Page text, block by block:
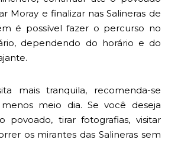
Moray e finalizar nas Salineras de
é possível fazer o percurso no
dependendo do horário e do
mais tranquila, recomenda-se
meio dia. Se você deseja
povoado, tirar fotografias, visitar
os mirantes das Salineras sem